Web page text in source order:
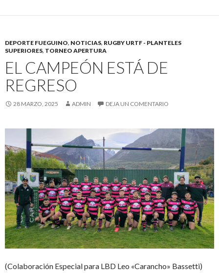
DEPORTE FUEGUINO, NOTICIAS, RUGBY URTF - PLANTELES
SUPERIORES, TORNEO APERTURA
EL CAMPEÓN ESTÁ DE
REGRESO
28 MARZO, 2025 ADMIN DEJA UN COMENTARIO
(Colaboración Especial para LBD Leo «Carancho» Bassetti)